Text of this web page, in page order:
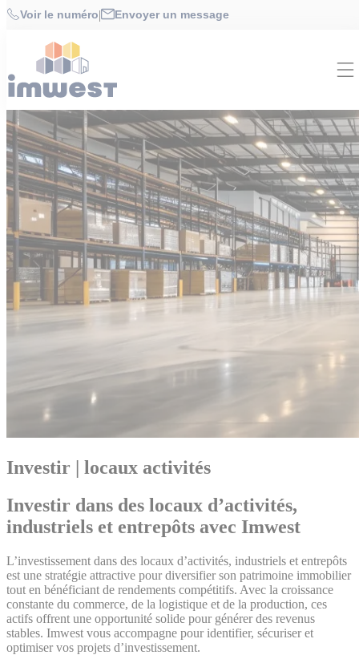
Cookies management panel
Voir le numéro| Envoyer un message
Accueil>Investir | locaux activités
Investir | locaux activités
Investir dans des locaux d’activités,
industriels et entrepôts avec Imwest
L’investissement dans des locaux d’activités, industriels et entrepôts
est une stratégie attractive pour diversifier son patrimoine immobilier
tout en bénéficiant de rendements compétitifs. Avec la croissance
constante du commerce, de la logistique et de la production, ces
actifs offrent une opportunité solide pour générer des revenus
stables. Imwest vous accompagne pour identifier, sécuriser et
optimiser vos projets d’investissement.